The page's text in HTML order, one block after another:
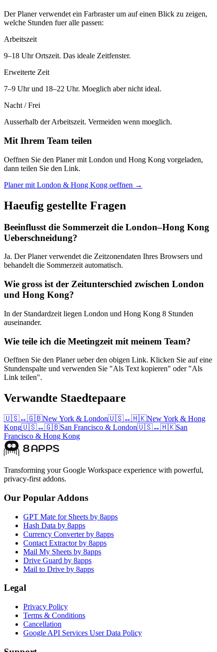
Der Planer verwendet ein Farbraster um auf einen Blick zu zeigen,
welche Stunden fuer alle passen:
Arbeitszeit
9–18 Uhr Ortszeit. Das ideale Zeitfenster.
Erweiterte Zeit
7–9 Uhr und 18–22 Uhr. Moeglich aber nicht ideal.
Nacht / Frei
Ausserhalb der Arbeitszeit. Vermeiden wenn moeglich.
Mit Ihrem Team teilen
Oeffnen Sie den Planer mit London und Hong Kong vorgeladen,
dann teilen Sie den Link.
Planer mit London & Hong Kong oeffnen →
Haeufig gestellte Fragen
Beeinflusst die Sommerzeit die London–Hong Kong
Ueberschneidung?
Ja. Der Planer verwendet die Zeitzonendaten Ihres Browsers und
behandelt die Sommerzeit automatisch.
Wie gross ist der Zeitunterschied zwischen London
und Hong Kong?
In der Standardzeit liegen London und Hong Kong 8 Stunden
auseinander.
Wie teile ich die Meetingzeit mit meinem Team?
Oeffnen Sie den Planer ueber den obigen Link. Klicken Sie auf eine
Stundenspalte und verwenden Sie "Als Text kopieren" oder "Als
Link teilen".
Verwandte Staedtepaare
🇺🇸↔🇬🇧New York & London🇺🇸↔🇭🇰New York & Hong
Kong🇺🇸↔🇬🇧San Francisco & London🇺🇸↔🇭🇰San
Francisco & Hong Kong
Transforming your Google Workspace experience with powerful,
privacy-first addons.
Our Popular Addons
GPT Mate for Sheets by 8apps
Hash Data by 8apps
Currency Converter by 8apps
Contact Extractor by 8apps
Mail My Sheets by 8apps
Drive Guard by 8apps
Mail to Drive by 8apps
Legal
Privacy Policy
Terms & Conditions
Cancellation
Google API Services User Data Policy